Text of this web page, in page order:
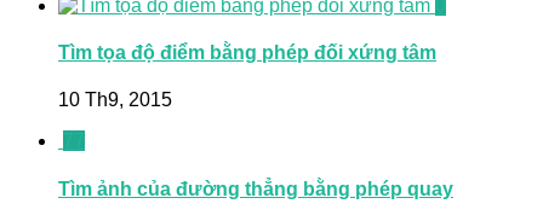
Tìm tọa độ điểm bằng phép đối xứng tâm
10 Th9, 2015
Tìm ảnh của đường thẳng bằng phép quay